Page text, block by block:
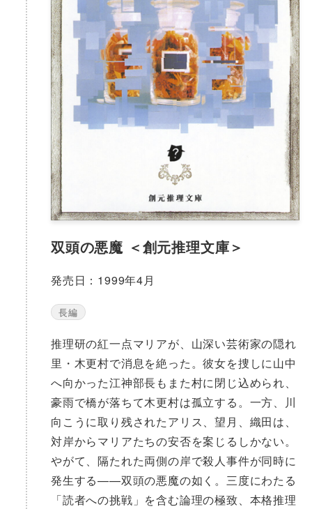
双頭の悪魔 ＜創元推理文庫＞
発売日：1999年4月
長編
推理研の紅一点マリアが、山深い芸術家の隠れ
里・木更村で消息を絶った。彼女を捜しに山中
へ向かった江神部長もまた村に閉じ込められ、
豪雨で橋が落ちて木更村は孤立する。一方、川
向こうに取り残されたアリス、望月、織田は、
対岸からマリアたちの安否を案じるしかない。
やがて、隔たれた両側の岸で殺人事件が同時に
発生する——双頭の悪魔の如く。三度にわたる
「読者への挑戦」を含む論理の極致、本格推理